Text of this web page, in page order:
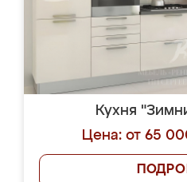
Кухня
Цена: от 65